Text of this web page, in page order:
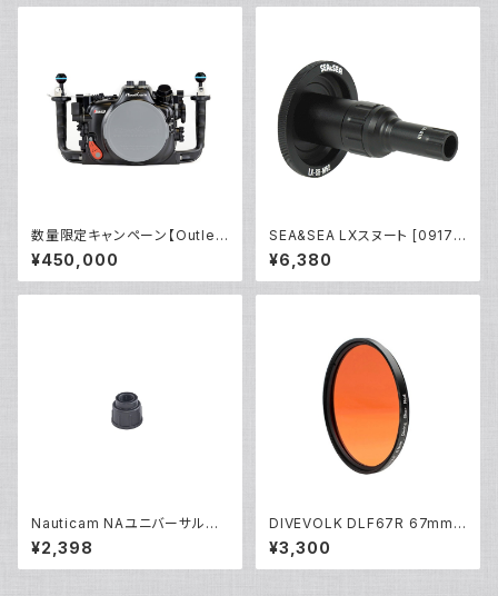
数量限定キャンペーン【Outlet/
展示使用品】Nauticam R5ハウ
ジング バキュームバルブ付き
¥450,000
SEA&SEA LXスヌート [0917
2]
¥6,380
Nauticam NAユニバーサルオ
プティカルファイバーコネクター
NA [部品]
¥2,398
DIVEVOLK DLF67R 67mm
赤色フィルター [21679]
¥3,300